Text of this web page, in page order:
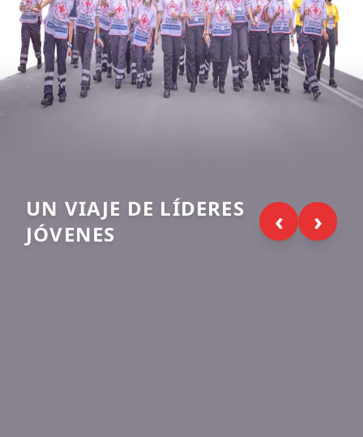
UN VIAJE DE LÍDERES
JÓVENES
‹ ›